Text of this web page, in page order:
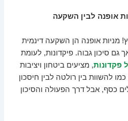
אופנה לבין השקעה
מניות אופנה הן השקעה דינמית
גם סיכון גבוה. פיקדונות, לעומת
פקדונות, מציעים ביטחון ויציבות
להשוות בין רולטה לבין חיסכון
כסף, אבל דרך הפעולה והסיכון